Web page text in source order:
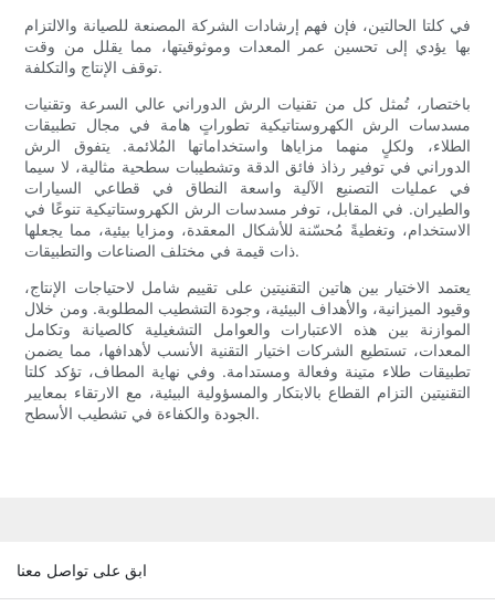
في كلتا الحالتين، فإن فهم إرشادات الشركة المصنعة للصيانة والالتزام
بها يؤدي إلى تحسين عمر المعدات وموثوقيتها، مما يقلل من وقت
توقف الإنتاج والتكلفة.
باختصار، تُمثل كل من تقنيات الرش الدوراني عالي السرعة وتقنيات
مسدسات الرش الكهروستاتيكية تطوراتٍ هامة في مجال تطبيقات
الطلاء، ولكلٍ منهما مزاياها واستخداماتها المُلائمة. يتفوق الرش
الدوراني في توفير رذاذ فائق الدقة وتشطيبات سطحية مثالية، لا سيما
في عمليات التصنيع الآلية واسعة النطاق في قطاعي السيارات
والطيران. في المقابل، توفر مسدسات الرش الكهروستاتيكية تنوعًا في
الاستخدام، وتغطيةً مُحسّنة للأشكال المعقدة، ومزايا بيئية، مما يجعلها
ذات قيمة في مختلف الصناعات والتطبيقات.
يعتمد الاختيار بين هاتين التقنيتين على تقييم شامل لاحتياجات الإنتاج،
وقيود الميزانية، والأهداف البيئية، وجودة التشطيب المطلوبة. ومن خلال
الموازنة بين هذه الاعتبارات والعوامل التشغيلية كالصيانة وتكامل
المعدات، تستطيع الشركات اختيار التقنية الأنسب لأهدافها، مما يضمن
تطبيقات طلاء متينة وفعالة ومستدامة. وفي نهاية المطاف، تؤكد كلتا
التقنيتين التزام القطاع بالابتكار والمسؤولية البيئية، مع الارتقاء بمعايير
الجودة والكفاءة في تشطيب الأسطح.
ابق على تواصل معنا